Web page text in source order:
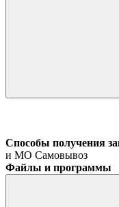
Способы получения
и МО Самовывоз
Файлы и программы